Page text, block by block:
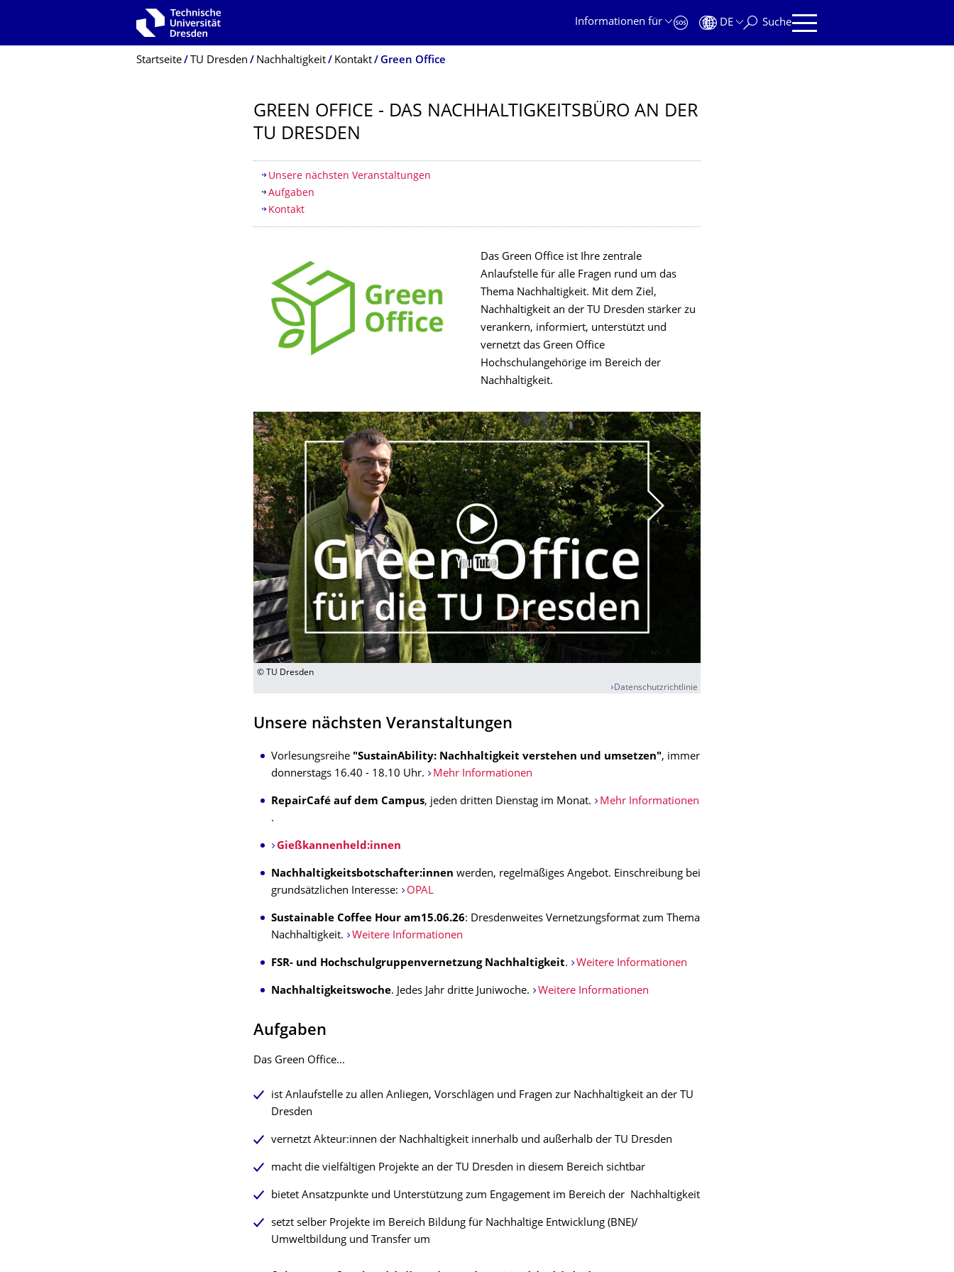
Zur Hauptnavigation springen
Informationen für
DE Suche
Breadcrumb-Menü
Startseite TU Dresden Nachhaltigkeit Kontakt Green Office
GREEN OFFICE - DAS NACHHALTIG­KEITSBÜRO AN DER
TU DRESDEN
Inhaltsverzeichnis
Unsere nächsten Veranstaltungen
Aufgaben
Kontakt
Das Green Office ist Ihre zentrale
Anlaufstelle für alle Fragen rund um das
Thema Nachhaltigkeit. Mit dem Ziel,
Nachhaltigkeit an der TU Dresden stärker zu
verankern, informiert, unterstützt und
vernetzt das Green Office
Hochschulangehörige im Bereich der
Nachhaltigkeit.
© TU Dresden
Datenschutzrichtlinie
Unsere nächsten Veranstaltungen
Vorlesungsreihe "SustainAbility: Nachhaltigkeit verstehen und umsetzen", immer
donnerstags 16.40 - 18.10 Uhr.
Mehr Informationen
RepairCafé auf dem Campus, jeden dritten Dienstag im Monat.
Mehr Informationen
.
Gießkannenheld:innen
Nachhaltigkeitsbotschafter:innen werden, regelmäßiges Angebot. Einschreibung bei
grundsätzlichen Interesse:
OPAL
Sustainable Coffee Hour am15.06.26: Dresdenweites Vernetzungsformat zum Thema
Nachhaltigkeit.
Weitere Informationen
FSR- und Hochschulgruppenvernetzung Nachhaltigkeit. Weitere Informationen
Nachhaltigkeitswoche. Jedes Jahr dritte Juniwoche. Weitere Informationen
Aufgaben
Das Green Office...
ist Anlaufstelle zu allen Anliegen, Vorschlägen und Fragen zur Nachhaltigkeit an der TU
Dresden
vernetzt Akteur:innen der Nachhaltigkeit innerhalb und außerhalb der TU Dresden
macht die vielfältigen Projekte an der TU Dresden in diesem Bereich sichtbar
bietet Ansatzpunkte und Unterstützung zum Engagement im Bereich der Nachhaltigkeit
setzt selber Projekte im Bereich Bildung für Nachhaltige Entwicklung (BNE)/
Umweltbildung und Transfer um